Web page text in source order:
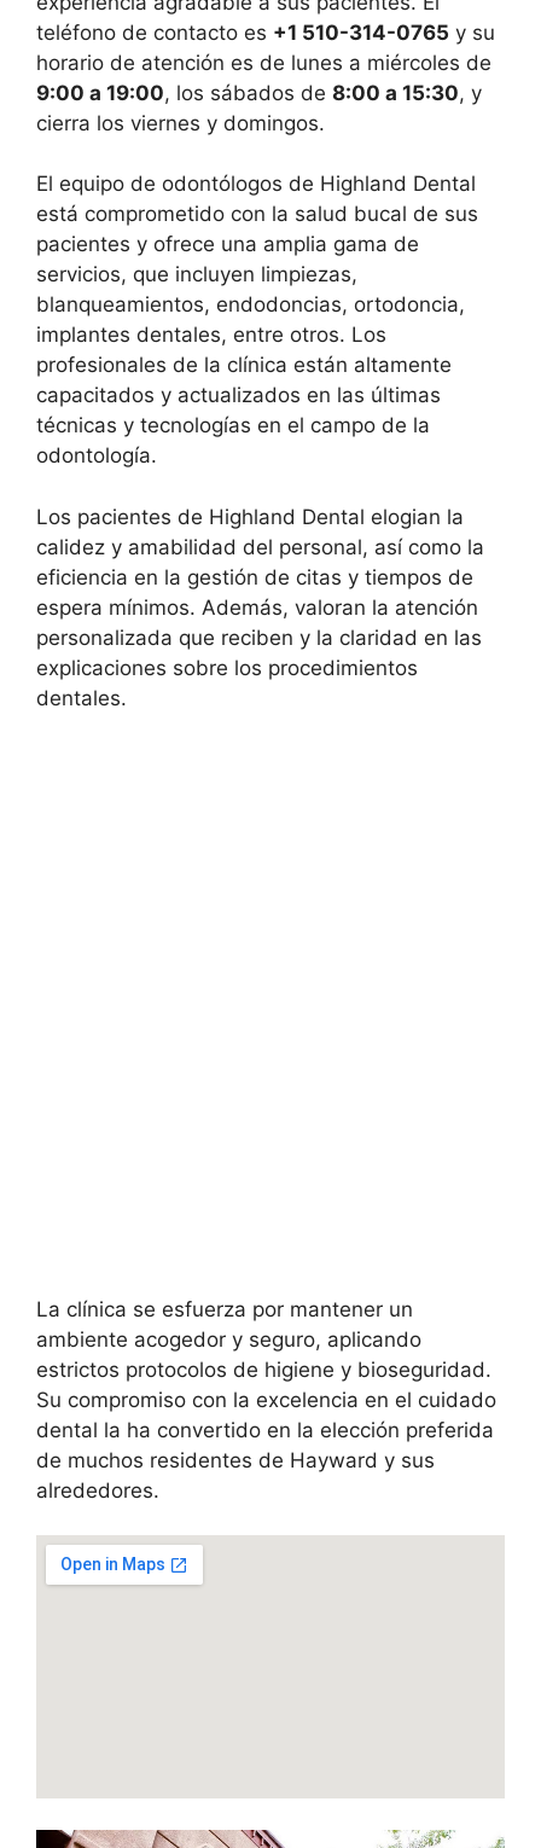
teléfono de contacto es +1 510-314-0765 y su
horario de atención es de lunes a miércoles de
9:00 a 19:00, los sábados de 8:00 a 15:30, y
cierra los viernes y domingos.
El equipo de odontólogos de Highland Dental
está comprometido con la salud bucal de sus
pacientes y ofrece una amplia gama de
servicios, que incluyen limpiezas,
blanqueamientos, endodoncias, ortodoncia,
implantes dentales, entre otros. Los
profesionales de la clínica están altamente
capacitados y actualizados en las últimas
técnicas y tecnologías en el campo de la
odontología.
Los pacientes de Highland Dental elogian la
calidez y amabilidad del personal, así como la
eficiencia en la gestión de citas y tiempos de
espera mínimos. Además, valoran la atención
personalizada que reciben y la claridad en las
explicaciones sobre los procedimientos
dentales.
La clínica se esfuerza por mantener un
ambiente acogedor y seguro, aplicando
estrictos protocolos de higiene y bioseguridad.
Su compromiso con la excelencia en el cuidado
dental la ha convertido en la elección preferida
de muchos residentes de Hayward y sus
alrededores.